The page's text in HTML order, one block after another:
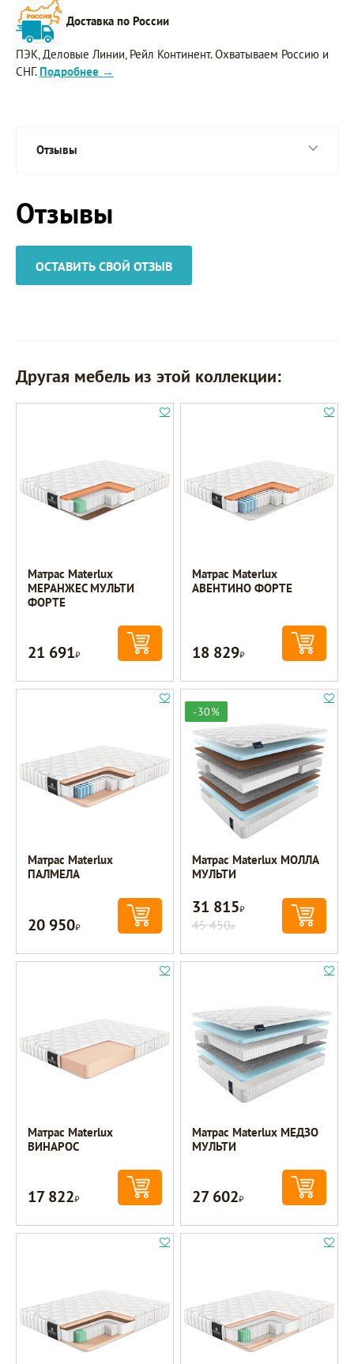
Доставка по России
ПЭК, Деловые Линии, Рейл Континент. Охватываем Россию и
СНГ. Подробнее →
Отзывы
Отзывы
ОСТАВИТЬ СВОЙ ОТЗЫВ
Другая мебель из этой коллекции:
Матрас Materlux
МЕРАНЖЕС МУЛЬТИ
ФОРТЕ
21 691Р
Матрас Materlux
АВЕНТИНО ФОРТЕ
18 829Р
Матрас Materlux
ПАЛМЕЛА
20 950Р
-30%
Матрас Materlux МОЛЛА
МУЛЬТИ
31 815Р
45 450Р
Матрас Materlux
ВИНАРОС
17 822Р
Матрас Materlux МЕДЗО
МУЛЬТИ
27 602Р